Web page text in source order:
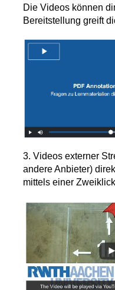
Die Videos können
Bereitstellung greift
3. Videos externer
andere Anbieter)
mittels einer